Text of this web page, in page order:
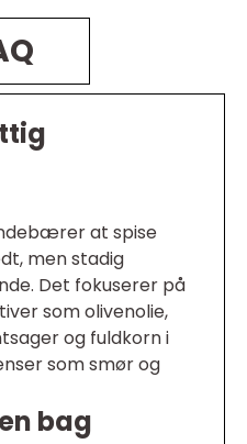
at spise
men stadig
Det fokuserer på
som olivenolie,
og fuldkorn i
som smør og
bag